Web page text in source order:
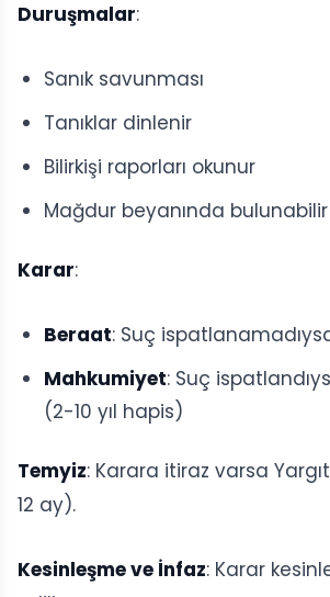
Duruşmalar:
Sanık savunması
Tanıklar dinlenir
Bilirkişi raporları okunur
Mağdur beyanında bulunabilir
Karar:
Beraat: Suç
Mahkumiyet: Suç
(2-10 yıl hapis)
Temyiz: Karara itiraz varsa
12 ay).
Kesinleşme ve İnfaz: Karar